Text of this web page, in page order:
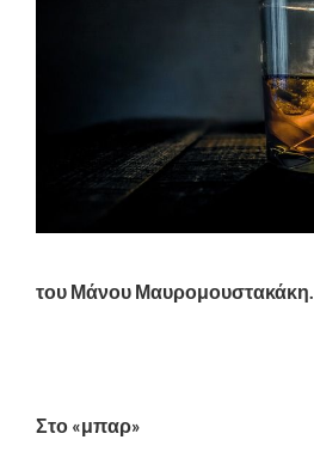
του Μάνου Μαυρομουστακάκη.
Στο «μπαρ»